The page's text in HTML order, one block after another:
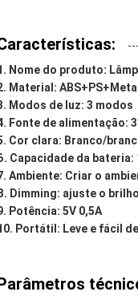
Nome do produto:
Material: ABS+PS+Metal
Modos de luz: 3 modos
Fonte de alimentação:
Cor clara: Branco/
Capacidade da bateria:
Ambiente: Criar o
Dimming: ajuste o
Potência: 5V 0,5A
Portátil: Leve e fácil